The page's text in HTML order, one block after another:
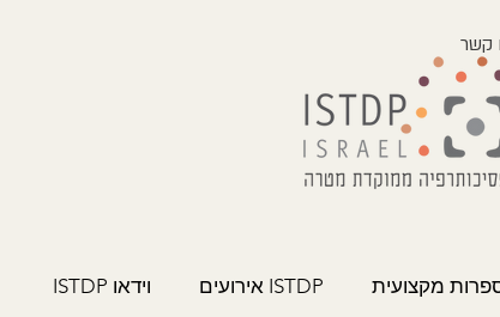
קשר
ISTDP אירועים וידאו ISTDP